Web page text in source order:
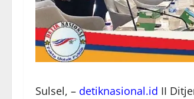
Sulsel, – detiknasional.id II